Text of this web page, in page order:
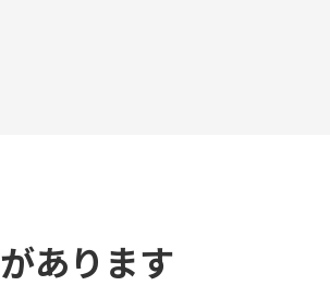
あります